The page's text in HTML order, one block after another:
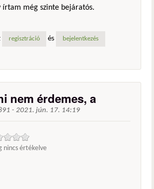
írtam még szinte bejáratós.
regisztráció és bejelentkezés
nem érdemes, a
- 2021. jún. 17. 14:19
nincs értékelve